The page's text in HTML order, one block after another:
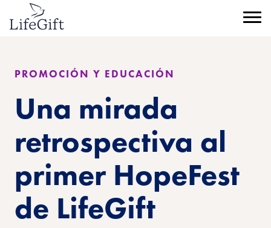
contenido
principal
Menú
PROMOCIÓN Y EDUCACIÓN
Una mirada
retrospectiva al
primer HopeFest
de LifeGift